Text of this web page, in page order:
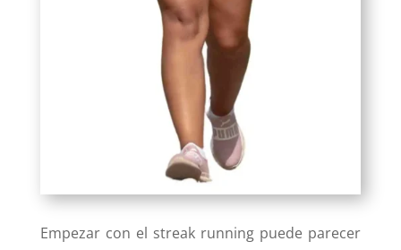
Empezar con el streak running puede parecer